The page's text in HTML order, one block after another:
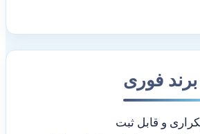
فوری
و قابل ثبت